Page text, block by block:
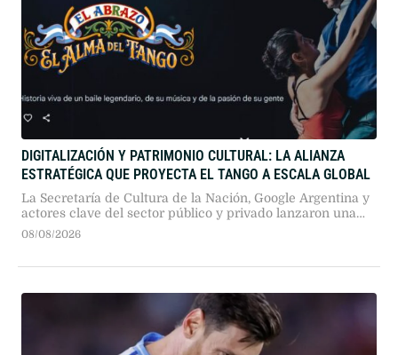
DIGITALIZACIÓN Y PATRIMONIO CULTURAL: LA ALIANZA
ESTRATÉGICA QUE PROYECTA EL TANGO A ESCALA GLOBAL
La Secretaría de Cultura de la Nación, Google Argentina y
actores clave del sector público y privado lanzaron una
plataforma interactiva con 50 historias digitales para
08/08/2026